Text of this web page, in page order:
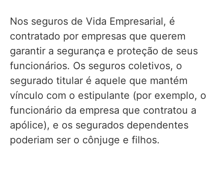
Nos seguros de Vida Empresarial, é
contratado por empresas que querem
garantir a segurança e proteção de seus
funcionários. Os seguros coletivos, o
segurado titular é aquele que mantém
vínculo com o estipulante (por exemplo, o
funcionário da empresa que contratou a
apólice), e os segurados dependentes
poderiam ser o cônjuge e filhos.